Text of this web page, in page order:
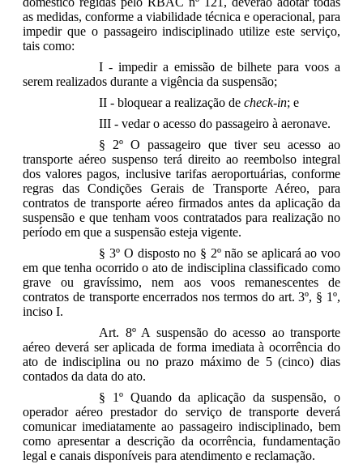
as medidas, conforme a viabilidade técnica e operacional, para
impedir que o passageiro indisciplinado utilize este serviço,
tais como:
I - impedir a emissão de bilhete para voos a
serem realizados durante a vigência da suspensão;
II - bloquear a realização decheck-in; e
III - vedar o acesso do passageiro à aeronave.
§ 2º O passageiro que tiver seu acesso ao
transporte aéreo suspenso terá direito ao reembolso integral
dos valores pagos, inclusive tarifas aeroportuárias, conforme
regras das Condições Gerais de Transporte Aéreo, para
contratos de transporte aéreo firmados antes da aplicação da
suspensão e que tenham voos contratados para realização no
período em que a suspensão esteja vigente.
§ 3º O disposto no § 2º não se aplicará ao voo
em que tenha ocorrido o ato de indisciplina classificado como
grave ou gravíssimo, nem aos voos remanescentes de
contratos de transporte encerrados nos termos do art. 3º, § 1º,
inciso I.
Art. 8º A suspensão do acesso ao transporte
aéreo deverá ser aplicada de forma imediata à ocorrência do
ato de indisciplina ou no prazo máximo de 5 (cinco) dias
contados da data do ato.
§ 1º Quando da aplicação da suspensão, o
operador aéreo prestador do serviço de transporte deverá
comunicar imediatamente ao passageiro indisciplinado, bem
como apresentar a descrição da ocorrência, fundamentação
legal e canais disponíveis para atendimento e reclamação.